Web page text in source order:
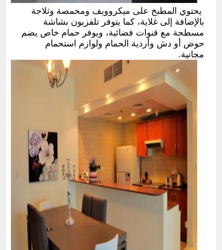
يحتوي المطبخ على ميكروويف ومحمصة وثلاجة
بالإضافة إلى غلاية، كما يتوفر تلفزيون بشاشة
مسطحة مع قنوات فضائية، ويوفر حمام خاص يضم
حوض أو دش وأردية الحمام ولوازم استحمام
مجانية.